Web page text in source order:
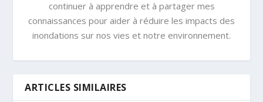
continuer à apprendre et à partager mes
connaissances pour aider à réduire les impacts des
inondations sur nos vies et notre environnement.
ARTICLES SIMILAIRES